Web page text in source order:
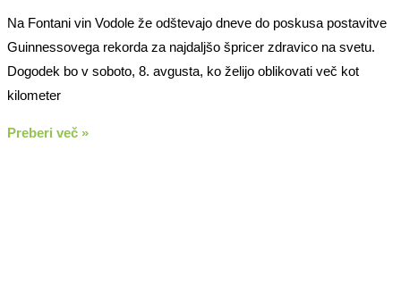
Na Fontani vin Vodole že odštevajo dneve do poskusa postavitve
Guinnessovega rekorda za najdaljšo špricer zdravico na svetu.
Dogodek bo v soboto, 8. avgusta, ko želijo oblikovati več kot
kilometer
Preberi več »